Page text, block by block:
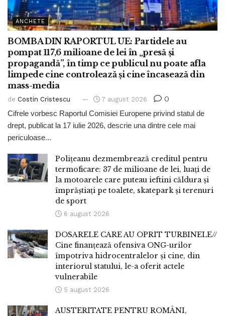
ANCHETE
BOMBA DIN RAPORTUL UE: Partidele au
pompat 117,6 milioane de lei în „presă și
propagandă”, în timp ce publicul nu poate afla
limpede cine controlează și cine încasează din
mass-media
de Costin Cristescu 7 august 2026 0
Cifrele vorbesc Raportul Comisiei Europene privind statul de
drept, publicat la 17 iulie 2026, descrie una dintre cele mai
periculoase...
Polițeanu dezmembrează creditul pentru
termoficare: 37 de milioane de lei, luați de
la motoarele care puteau ieftini căldura și
împrăștiați pe toalete, skatepark și terenuri
de sport
6 august 2026
DOSARELE CARE AU OPRIT TURBINELE//
Cine finanțează ofensiva ONG-urilor
împotriva hidrocentralelor și cine, din
interiorul statului, le-a oferit actele
vulnerabile
5 august 2026
AUSTERITATE PENTRU ROMÂNI,